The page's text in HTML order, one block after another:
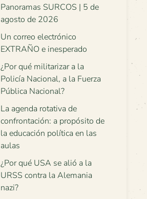
Panoramas SURCOS | 5 de
agosto de 2026
Un correo electrónico
EXTRAÑO e inesperado
¿Por qué militarizar a la
Policía Nacional, a la Fuerza
Pública Nacional?
La agenda rotativa de
confrontación: a propósito de
la educación política en las
aulas
¿Por qué USA se alió a la
URSS contra la Alemania
nazi?